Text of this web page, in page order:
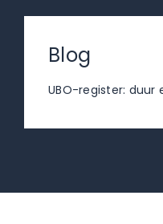
Blog
UBO-register: duur